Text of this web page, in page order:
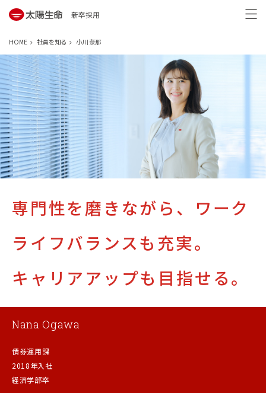
新卒採用
HOME 社員を知る 小川 奈那
専門性を磨きながら、
ワーク
ライフバランスも充実。
キャリアアップも目指せる。
Nana Ogawa
債券運用課
2018年入社
経済学部卒